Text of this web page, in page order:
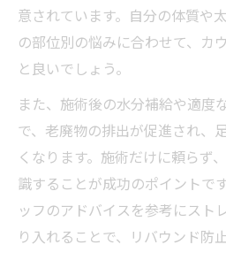
意されています。自分の体質や
の部位別の悩みに合わせて、カ
と良いでしょう。
また、施術後の水分補給や適度
で、老廃物の排出が促進され、
くなります。施術だけに頼らず
識することが成功のポイントで
ッフのアドバイスを参考にスト
り入れることで、リバウンド防